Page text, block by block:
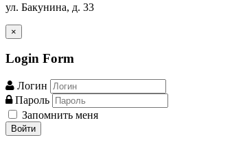
ул. Бакунина, д. 33
×
Login Form
Логин
Пароль
Запомнить меня
Войти